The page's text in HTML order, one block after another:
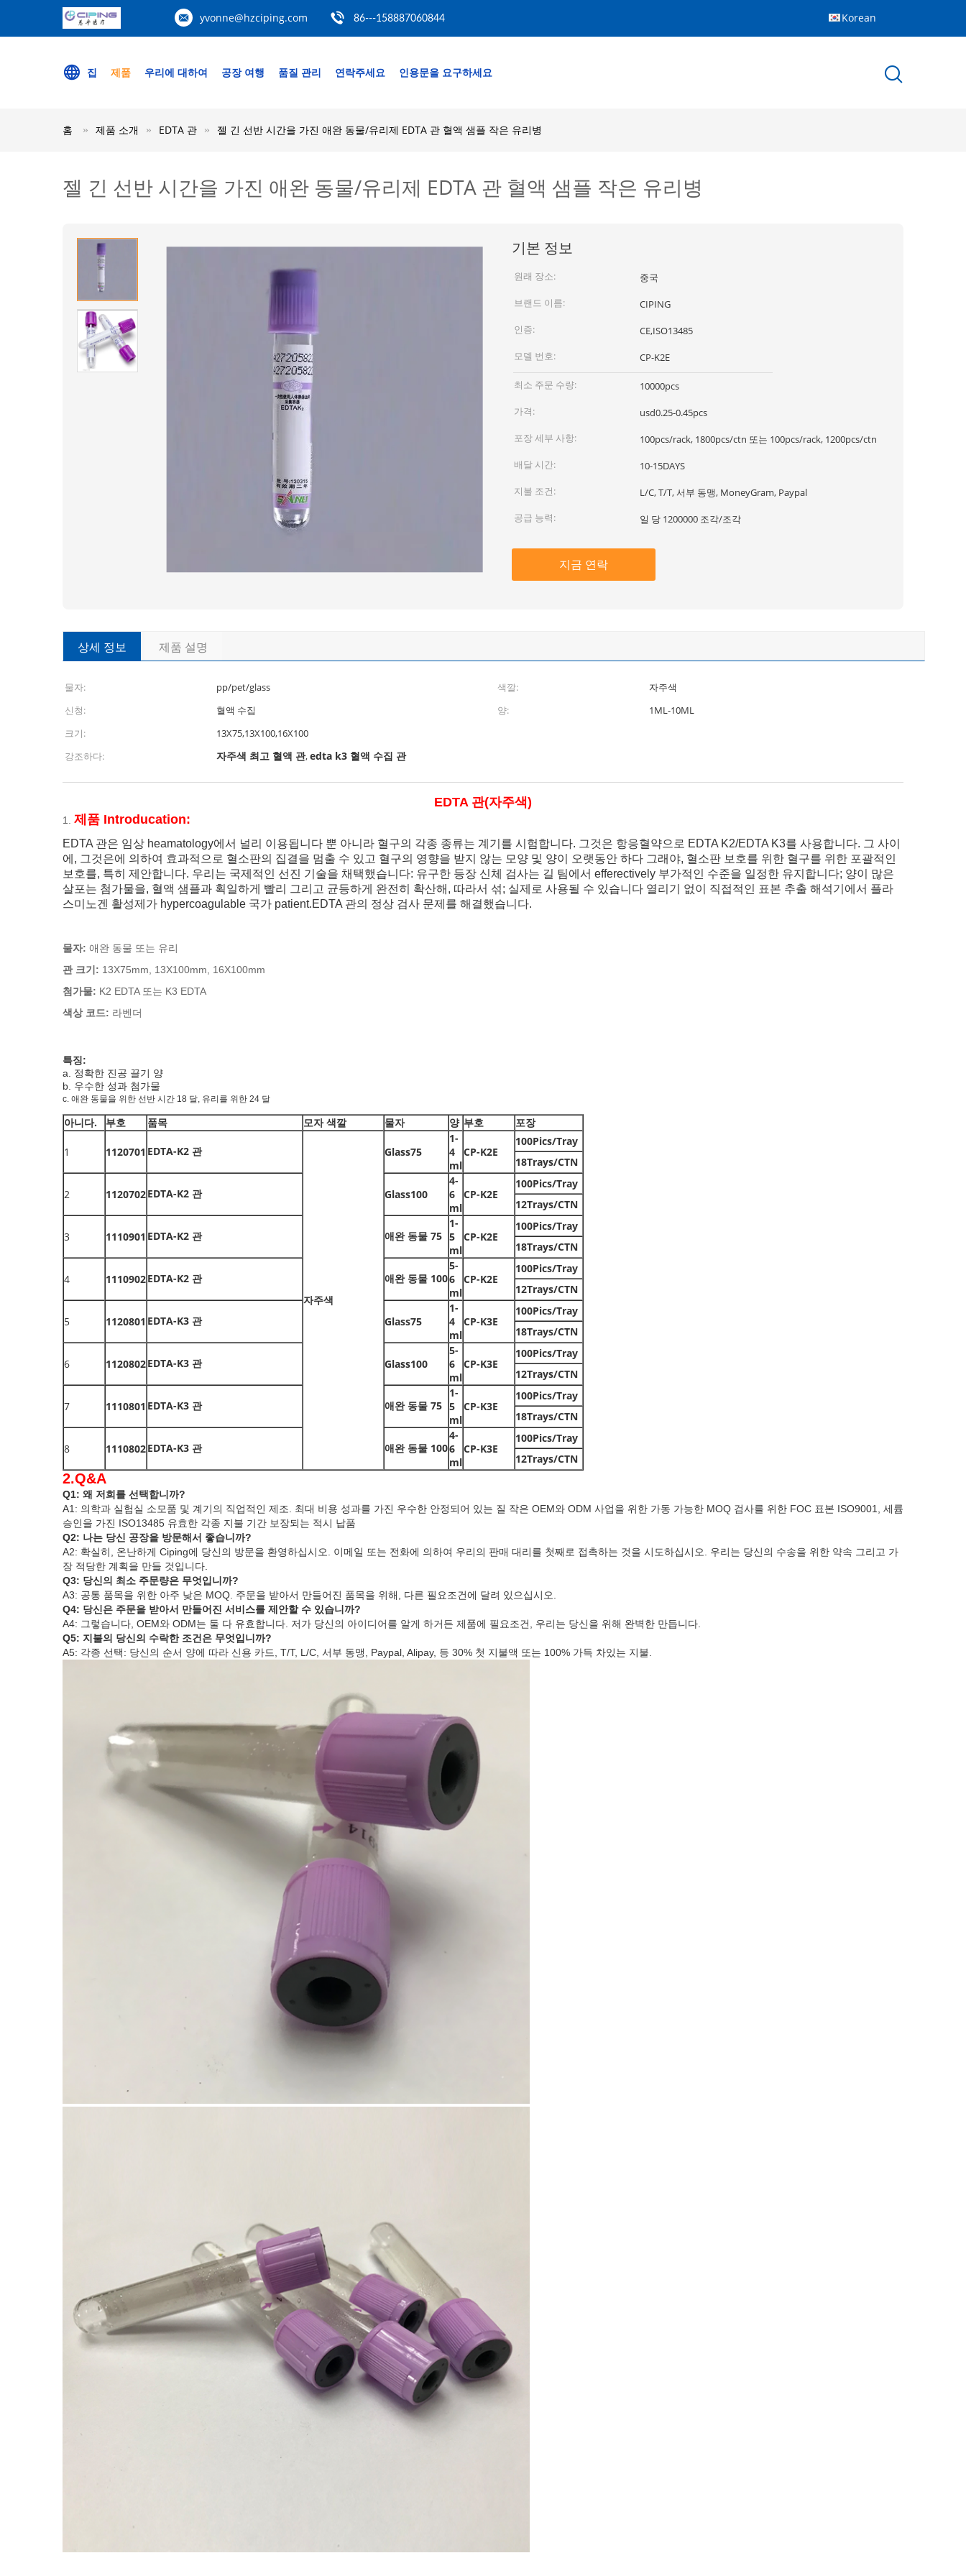
yvonne@hzciping.com 86---158887060844 Korean
집 제품 우리에 대하여 공장 여행 품질 관리 연락주세요 인용문을 요구하세요
홈 제품 소개 EDTA 관 젤 긴 선반 시간을 가진 애완 동물/유리제 EDTA 관 혈액 샘플 작은 유리병
젤 긴 선반 시간을 가진 애완 동물/유리제 EDTA 관 혈액 샘플 작은 유리병
기본 정보
원래 장소:
중국
브랜드 이름:
CIPING
인증:
CE,ISO13485
모델 번호:
CP-K2E
최소 주문 수량:
10000pcs
가격:
usd0.25-0.45pcs
포장 세부 사항:
100pcs/rack, 1800pcs/ctn 또는 100pcs/rack, 1200pcs/ctn
배달 시간:
10-15DAYS
지불 조건:
L/C, T/T, 서부 동맹, MoneyGram, Paypal
공급 능력:
일 당 1200000 조각/조각
지금 연락
상세 정보 제품 설명
물자: pp/pet/glass 색깔:
자주색
신청:
혈액 수집 양:
1ML-10ML
크기:
13X75,13X100,16X100
강조하다:
자주색 최고 혈액 관,edta k3 혈액 수집 관
EDTA 관(자주색)
1. 제품 Introducation:
EDTA 관은 임상 heamatology에서 널리 이용됩니다 뿐 아니라 혈구의 각종 종류는 계기를 시험합니다. 그것은 항응혈약으로 EDTA K2/EDTA K3를 사용합니다. 그 사이
에, 그것은에 의하여 효과적으로 혈소판의 집결을 멈출 수 있고 혈구의 영향을 받지 않는 모양 및 양이 오랫동안 하다 그래야, 혈소판 보호를 위한 혈구를 위한 포괄적인
보호를, 특히 제안합니다. 우리는 국제적인 선진 기술을 채택했습니다: 유구한 등장 신체 검사는 길 팀에서 efferectively 부가적인 수준을 일정한 유지합니다; 양이 많은
살포는 첨가물을, 혈액 샘플과 획일하게 빨리 그리고 균등하게 완전히 확산해, 따라서 섞; 실제로 사용될 수 있습니다 열리기 없이 직접적인 표본 추출 해석기에서 플라
스미노겐 활성제가 hypercoagulable 국가 patient.EDTA 관의 정상 검사 문제를 해결했습니다.
물자: 애완 동물 또는 유리
관 크기: 13X75mm, 13X100mm, 16X100mm
첨가물: K2 EDTA 또는 K3 EDTA
색상 코드: 라벤더
특징:
a. 정확한 진공 끌기 양
b. 우수한 성과 첨가물
c. 애완 동물을 위한 선반 시간 18 달, 유리를 위한 24 달
아니다. 부호 품목 모자 색깔 물자 양 부호 포장
1 1120701 EDTA-K2 관
자주색
Glass75
1-
4
ml
CP-K2E
100Pics/Tray
18Trays/CTN
2 1120702EDTA-K2 관 Glass100
4-
6
ml
CP-K2E
100Pics/Tray
12Trays/CTN
3 1110901 EDTA-K2 관 애완 동물 75
1-
5
ml
CP-K2E
100Pics/Tray
18Trays/CTN
4 1110902EDTA-K2 관 애완 동물 100
5-
6
ml
CP-K2E
100Pics/Tray
12Trays/CTN
5 1120801 EDTA-K3 관 Glass75
1-
4
ml
CP-K3E
100Pics/Tray
18Trays/CTN
6 1120802EDTA-K3 관 Glass100
5-
6
ml
CP-K3E
100Pics/Tray
12Trays/CTN
7 1110801 EDTA-K3 관 애완 동물 75
1-
5
ml
CP-K3E
100Pics/Tray
18Trays/CTN
8 1110802EDTA-K3 관 애완 동물 100
4-
6
ml
CP-K3E
100Pics/Tray
12Trays/CTN
2.Q&A
Q1: 왜 저희를 선택합니까?
A1: 의학과 실험실 소모품 및 계기의 직업적인 제조. 최대 비용 성과를 가진 우수한 안정되어 있는 질 작은 OEM와 ODM 사업을 위한 가동 가능한 MOQ 검사를 위한 FOC 표본 ISO9001, 세륨
승인을 가진 ISO13485 유효한 각종 지불 기간 보장되는 적시 납품
Q2: 나는 당신 공장을 방문해서 좋습니까?
A2: 확실히, 온난하게 Ciping에 당신의 방문을 환영하십시오
. 이메일 또는 전화에 의하여 우리의 판매 대리를 첫째로 접촉하는 것을 시도하십시오. 우리는 당신의 수송을 위한 약속 그리고 가
장 적당한 계획을 만들 것입니다.
Q3: 당신의 최소 주문량은 무엇입니까?
A3: 공통 품목을 위한 아주 낮은 MOQ. 주문을 받아서 만들어진 품목을 위해, 다른 필요조건에 달려 있으십시오.
Q4: 당신은 주문을 받아서 만들어진 서비스를 제안할 수 있습니까?
A4: 그렇습니다, OEM와 ODM는 둘 다 유효합니다. 저가 당신의 아이디어를 알게 하거든 제품에 필요조건, 우리는 당신을 위해 완벽한 만듭니다.
Q5: 지불의 당신의 수락한 조건은 무엇입니까?
A5: 각종 선택: 당신의 순서 양에 따라 신용 카드, T/T, L/C, 서부 동맹, Paypal, Alipay, 등 30% 첫 지불액 또는 100% 가득 차있는 지불.